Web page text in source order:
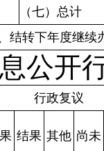
（七）总计
结转下年度继续
公开
行政复议
结果 其他 尚未